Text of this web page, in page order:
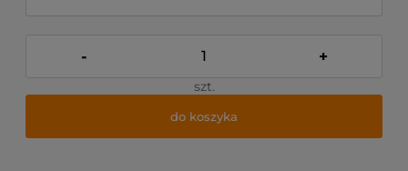
- +
szt.
do koszyka